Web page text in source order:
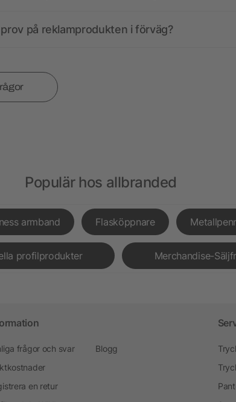
på reklamprodukten i förväg?
Populär hos allbranded
armband Flasköppnare
profilprodukter Merchandise-
frågor och svar
en retur
Blogg